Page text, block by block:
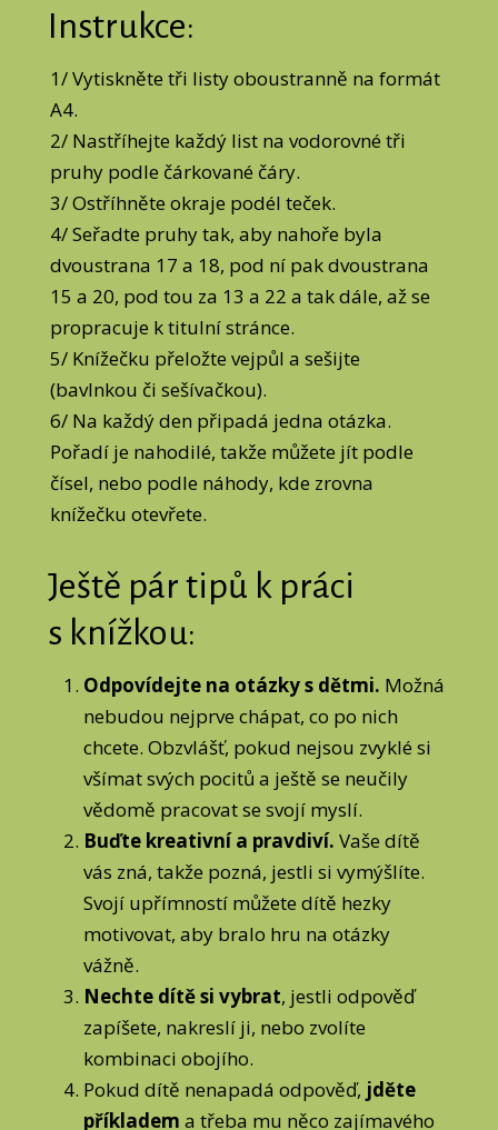
Instrukce:
1/ Vytiskněte tři listy oboustranně na formát
A4.
2/ Nastříhejte každý list na vodorovné tři
pruhy podle čárkované čáry.
3/ Ostříhněte okraje podél teček.
4/ Seřadte pruhy tak, aby nahoře byla
dvoustrana 17 a 18, pod ní pak dvoustrana
15 a 20, pod tou za 13 a 22 a tak dále, až se
propracuje k titulní stránce.
5/ Knížečku přeložte vejpůl a sešijte
(bavlnkou či sešívačkou).
6/ Na každý den připadá jedna otázka.
Pořadí je nahodilé, takže můžete jít podle
čísel, nebo podle náhody, kde zrovna
knížečku otevřete.
Ještě pár tipů k práci
s knížkou:
Odpovídejte na otázky s dětmi. Možná
nebudou nejprve chápat, co po nich
chcete. Obzvlášť, pokud nejsou zvyklé si
všímat svých pocitů a ještě se neučily
vědomě pracovat se svojí myslí.
Buďte kreativní a pravdiví. Vaše dítě
vás zná, takže pozná, jestli si vymýšlíte.
Svojí upřímností můžete dítě hezky
motivovat, aby bralo hru na otázky
vážně.
Nechte dítě si vybrat, jestli odpověď
zapíšete, nakreslí ji, nebo zvolíte
kombinaci obojího.
Pokud dítě nenapadá odpověď, jděte
příkladem a třeba mu něco zajímavého